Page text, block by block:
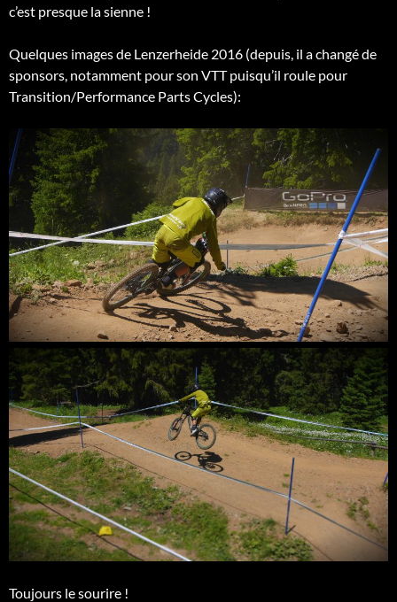
c’est presque la sienne !
Quelques images de Lenzerheide 2016 (depuis, il a changé de
sponsors, notamment pour son VTT puisqu’il roule pour
Transition/Performance Parts Cycles):
Toujours le sourire !